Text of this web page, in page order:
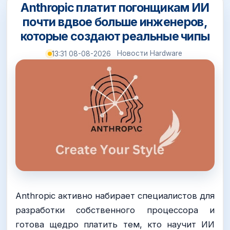
Anthropic платит погонщикам ИИ
почти вдвое больше инженеров,
которые создают реальные чипы
13:31 08-08-2026 Новости Hardware
Anthropic активно набирает специалистов для
разработки собственного процессора и
готова щедро платить тем, кто научит ИИ